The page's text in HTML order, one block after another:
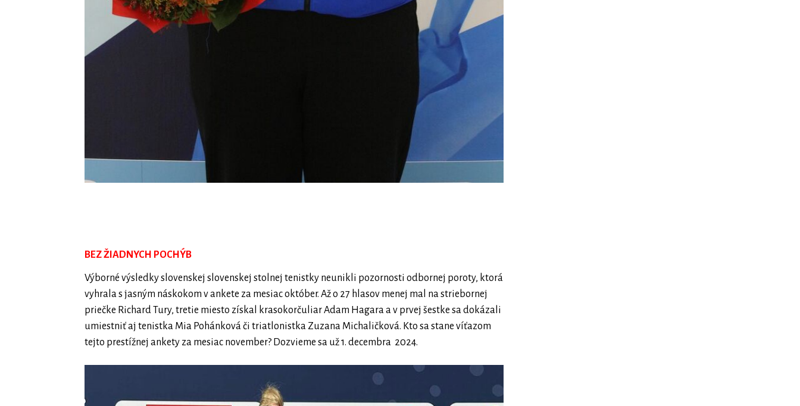
BEZ ŽIADNYCH POCHÝB
Výborné výsledky slovenskej slovenskej stolnej tenistky neunikli pozornosti odbornej poroty, ktorá
vyhrala s jasným náskokom v ankete za mesiac október. Až o 27 hlasov menej mal na striebornej
priečke Richard Tury, tretie miesto získal krasokorčuliar Adam Hagara a v prvej šestke sa dokázali
umiestniť aj tenistka Mia Pohánková či triatlonistka Zuzana Michaličková. Kto sa stane víťazom
tejto prestížnej ankety za mesiac november? Dozvieme sa už 1. decembra 2024.